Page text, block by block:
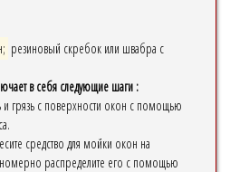
резиновый скребок или швабра с
в себя следующие шаги :
и грязь с поверхности окон с помощью
средство для мойки окон на
распределите его с помощью